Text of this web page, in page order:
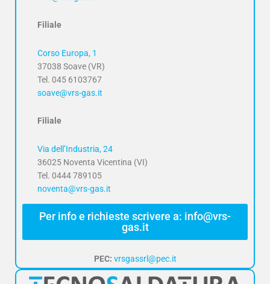
Filiale
Corso Europa, 1
37038 Soave (VR)
Tel. 045 6103767
soave@vrs-gas.it
Filiale
Via dell’Industria, 24
36025 Noventa Vicentina (VI)
Tel. 0444 789105
noventa@vrs-gas.it
Per info e richieste scrivere a: info@vrs-
gas.it
PEC: vrsgassrl@pec.it